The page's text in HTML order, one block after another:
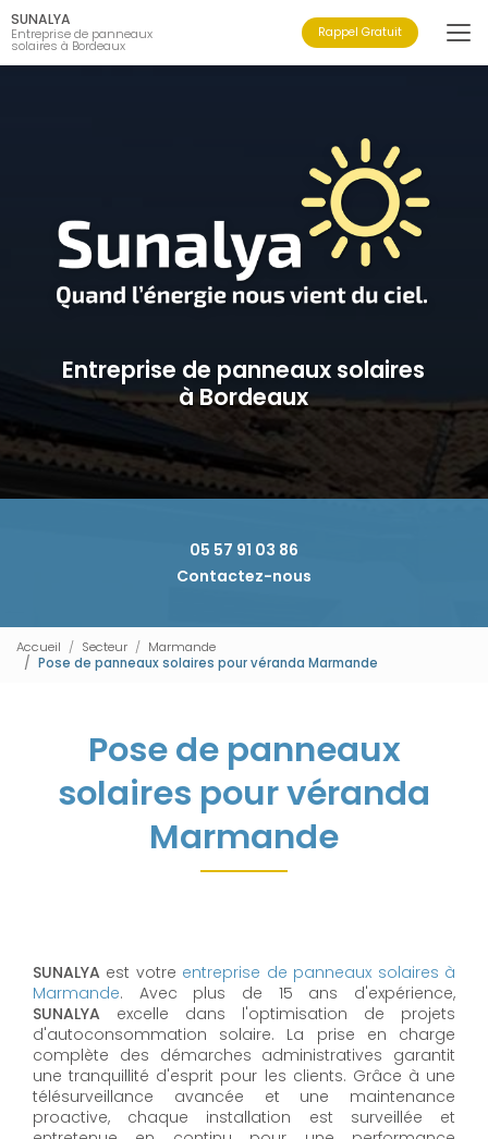
Aller
au
contenu
principal
SUNALYA
Entreprise de panneaux
solaires à Bordeaux
Rappel Gratuit
Entreprise de panneaux solaires
à Bordeaux
05 57 91 03 86
Contactez-nous
Accueil Secteur
Marmande
Pose de panneaux solaires pour véranda Marmande
Pose de panneaux
solaires pour véranda
Marmande
SUNALYA est votre entreprise de panneaux solaires à
Marmande. Avec plus de 15 ans d'expérience,
SUNALYA excelle dans l'optimisation de projets
d'autoconsommation solaire. La prise en charge
complète des démarches administratives garantit
une tranquillité d'esprit pour les clients. Grâce à une
télésurveillance avancée et une maintenance
proactive, chaque installation est surveillée et